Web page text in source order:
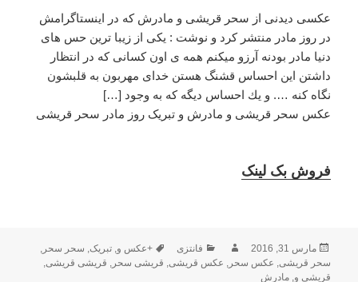
عکسی دیدنی از سحر قریشی و مادرش که در اینستاگرامش
در روز مادر منتشر کرد و نوشت : يكى از زيبا ترين حس هاى
دنيا مادر بودنه آرزو ميكنم همه ى اون كسانى كه در انتظار
داشتن اين احساس قشنگ هستن خداى مهربون به قلبشون
نگاه كنه …. و يك احساس ديگه كه به وجود […]
عکس سحر قریشی و مادرش و تبریک روز مادر سحر قریشی
فروش بک لینک
ارسال
شده
در
مارس 31, 2016 نویسندهدسته‌ها
فانتزی برچسب‌ها
+عکس و,تبریک, سحر سحر,
سحر قریشی, عکس سحر, عکس قریشی, قریشی سحر, قریشی قریشی,
قریشی و,مادرش